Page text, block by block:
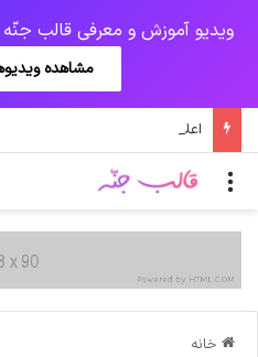
ویدیو آموزش و معرفی قالب جنّه به
مشاهده
اعلام زمان تعیین تکلیف سفرهای
منو
خانه